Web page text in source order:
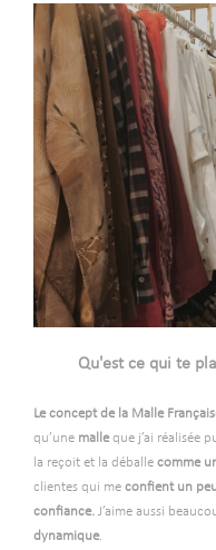
Qu'est ce qui te
Le concept de la Malle
qu’une malle que j’ai réalisée
la reçoit et la déballe comme
clientes qui me confient un
confiance. J’aime aussi
dynamique.